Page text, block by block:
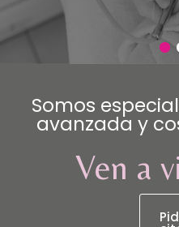
Somos
avanzada y
Ven a